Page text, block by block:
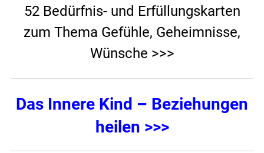
52 Bedürfnis- und Erfüllungskarten
zum Thema Gefühle, Geheimnisse,
Wünsche >>>
Das Innere Kind – Beziehungen
heilen >>>